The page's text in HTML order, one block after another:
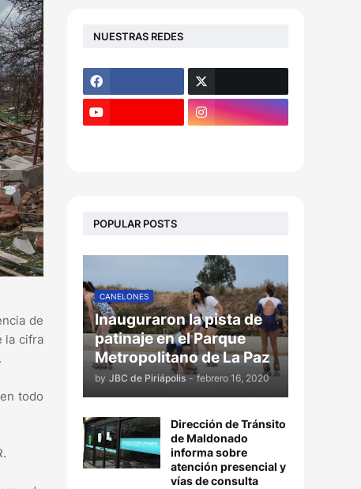
de
la cifra
todo
NUESTRAS REDES
POPULAR POSTS
CANELONES
Inauguraron la pista de
patinaje en el Parque
Metropolitano de La Paz
by JBC de Piriápolis - febrero 16, 2020
Dirección de Tránsito
de Maldonado
informa sobre
atención presencial y
vías de consulta